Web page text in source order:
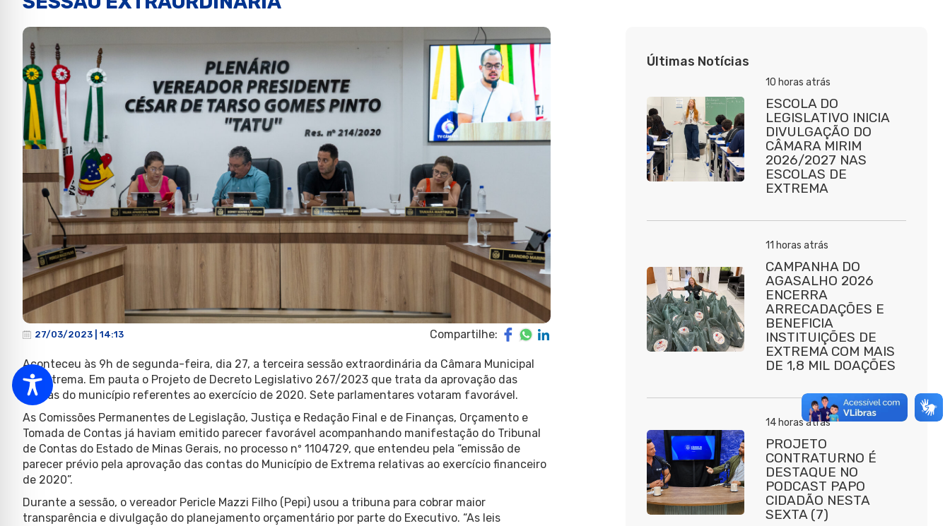
27/03/2023 | 14:13 Compartilhe:
Aconteceu às 9h de segunda-feira, dia 27, a terceira sessão extraordinária da Câmara Municipal
de Extrema. Em pauta o Projeto de Decreto Legislativo 267/2023 que trata da aprovação das
contas do município referentes ao exercício de 2020. Sete parlamentares votaram favorável.
As Comissões Permanentes de Legislação, Justiça e Redação Final e de Finanças, Orçamento e
Tomada de Contas já haviam emitido parecer favorável acompanhando manifestação do Tribunal
de Contas do Estado de Minas Gerais, no processo nº 1104729, que entendeu pela “emissão de
parecer prévio pela aprovação das contas do Município de Extrema relativas ao exercício financeiro
de 2020”.
Durante a sessão, o vereador Pericle Mazzi Filho (Pepi) usou a tribuna para cobrar maior
transparência e divulgação do planejamento orçamentário por parte do Executivo. “As leis
Últimas Notícias
10 horas atrás
ESCOLA DO
LEGISLATIVO INICIA
DIVULGAÇÃO DO
CÂMARA MIRIM
2026/2027 NAS
ESCOLAS DE
EXTREMA
11 horas atrás
CAMPANHA DO
AGASALHO 2026
ENCERRA
ARRECADAÇÕES E
BENEFICIA
INSTITUIÇÕES DE
EXTREMA COM MAIS
DE 1,8 MIL DOAÇÕES
14 horas atrás
PROJETO
CONTRATURNO É
DESTAQUE NO
PODCAST PAPO
CIDADÃO NESTA
SEXTA (7)